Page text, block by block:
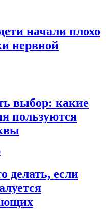
начали плохо
нервной
выбор: какие
пользуются
делать, если